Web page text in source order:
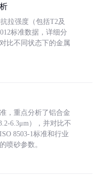
拉强度（包括T2及
标准数据，详细分
比不同状态下的金属
，重点分析了铝合金
6.3μm），并对比不
8503-1标准和行业
喷砂参数。